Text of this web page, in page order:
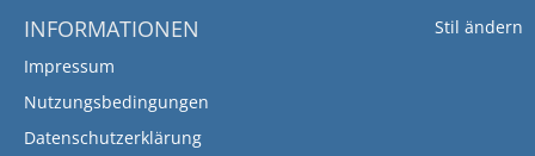
Stil ändern
INFORMATIONEN
Impressum
Nutzungsbedingungen
Datenschutzerklärung